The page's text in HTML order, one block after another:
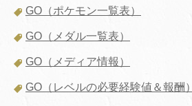
GO（ポケモン一覧表）
GO（メダル一覧表）
GO（メディア情報）
GO（レベルの必要経験値＆報酬）